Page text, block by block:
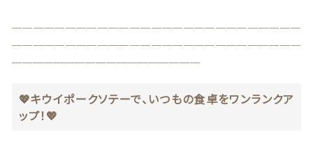
💖キウイポークソテーで、いつもの食卓をワンランクア
ップ！💖